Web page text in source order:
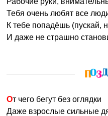
Тебя очень любят все
К тебе попадёшь (пускай,
И даже не страшно
От чего бегут без оглядки
Даже взрослые сильные